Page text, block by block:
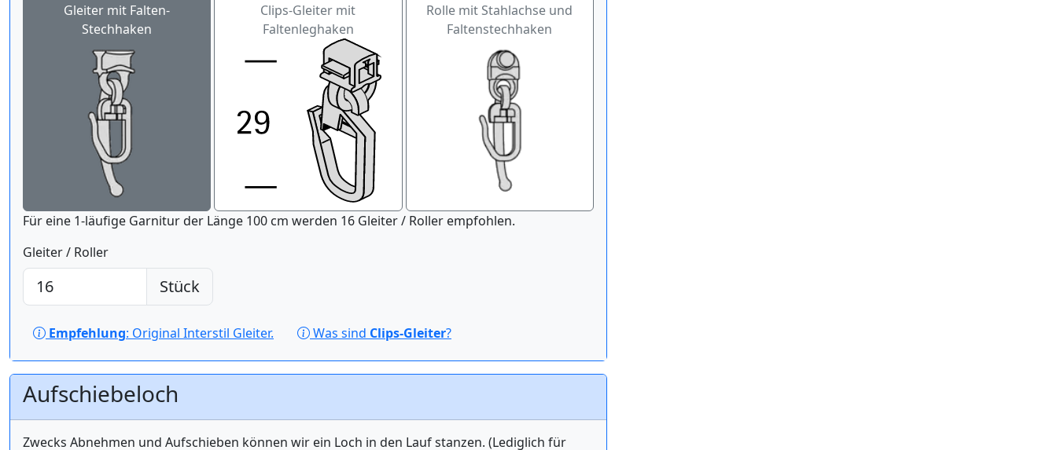
Gleiter mit Falten-
Stechhaken
Clips-Gleiter mit
Faltenleghaken
Rolle mit Stahlachse und
Faltenstechhaken
Für eine 1-läufige Garnitur der Länge 100 cm werden 16 Gleiter / Roller empfohlen.
Gleiter / Roller
Stück
Empfehlung: Original Interstil Gleiter. Was sind Clips-Gleiter?
Aufschiebeloch
Zwecks Abnehmen und Aufschieben können wir ein Loch in den Lauf stanzen. (Lediglich für